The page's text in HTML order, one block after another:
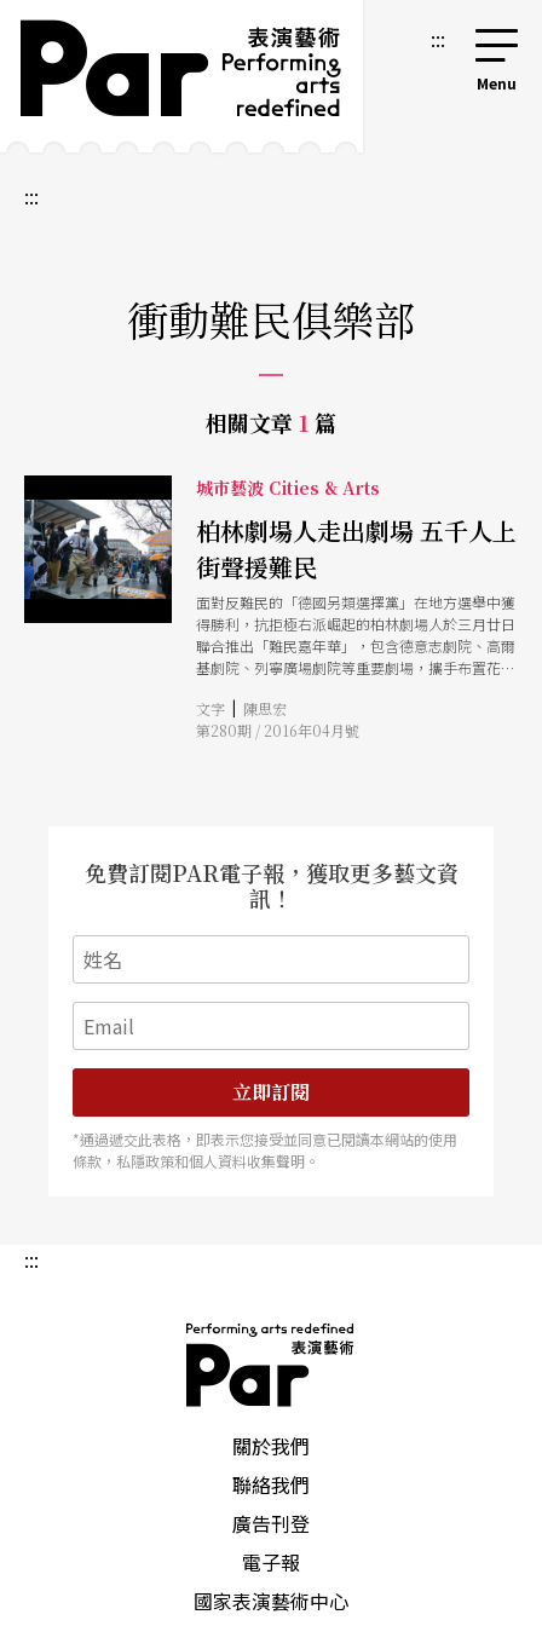
跳到主要內容區塊
網站導覽 :::
:::
衝動難民俱樂部
相關文章 1 篇
城市藝波 Cities & Arts
柏林劇場人走出劇場 五千人上
街聲援難民
面對反難民的「德國另類選擇黨」在地方選舉中獲
得勝利，抗拒極右派崛起的柏林劇場人於三月廿日
聯合推出「難民嘉年華」，包含德意志劇院、高爾
基劇院、列寧廣場劇院等重要劇場，攜手布置花
頭，抗議偏狹與歧視。活動吸引了超過五千人參
與，許多難民加入行列，遊行隊伍充滿各色人種，
文字 | 陳思宏
第280期 / 2016年04月號
免費訂閱PAR電子報，獲取更多藝文資
訊！
立即訂閱
*通過遞交此表格，即表示您接受並同意已閱讀本網站的使用
條款，私隱政策和個人資料收集聲明。
:::
關於我們
聯絡我們
廣告刊登
電子報
國家表演藝術中心